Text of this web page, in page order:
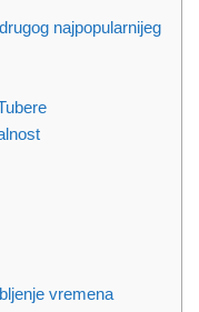
najpopularnijeg
vremena